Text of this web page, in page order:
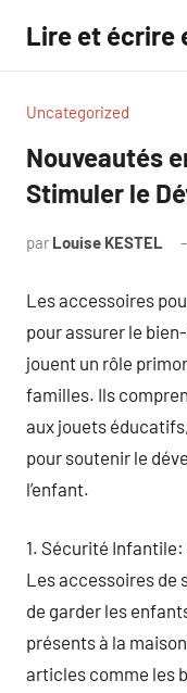
contenu
Lire et écrire
Uncategorized
Nouveautés
Stimuler le
par Louise KESTEL
Les accessoires
pour assurer le
jouent un rôle
familles. Ils
aux jouets
pour soutenir le
l’enfant.
1. Sécurité
Les accessoires de
de garder les
présents à la
articles comme les